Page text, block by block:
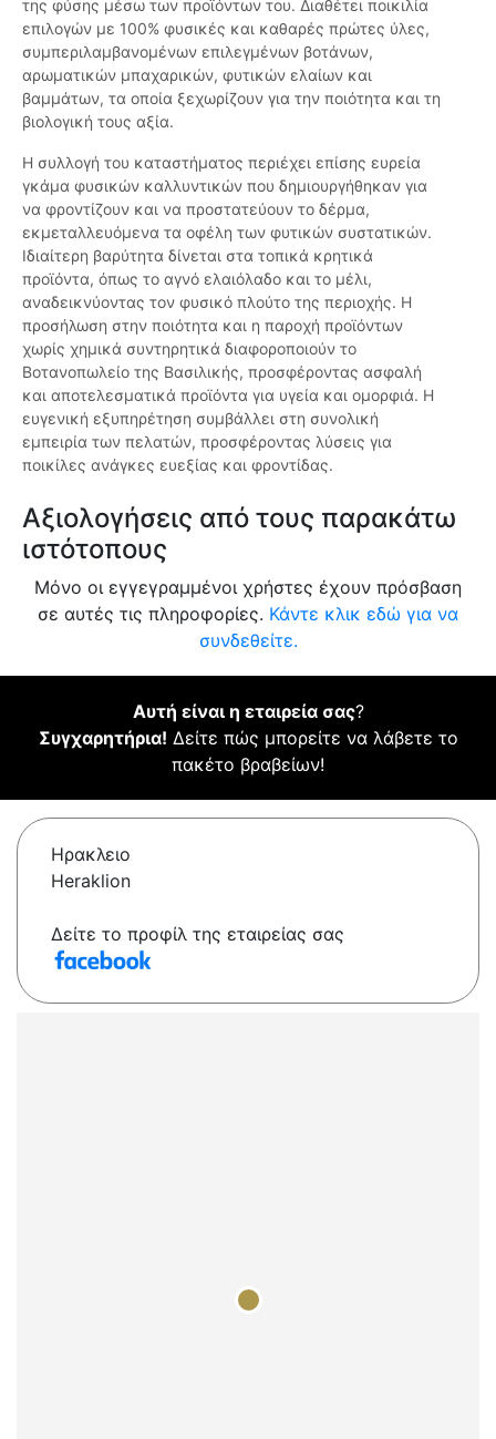
της φύσης μέσω των προϊόντων του. Διαθέτει ποικιλία
επιλογών με 100% φυσικές και καθαρές πρώτες ύλες,
συμπεριλαμβανομένων επιλεγμένων βοτάνων,
αρωματικών μπαχαρικών, φυτικών ελαίων και
βαμμάτων, τα οποία ξεχωρίζουν για την ποιότητα και τη
βιολογική τους αξία.
Η συλλογή του καταστήματος περιέχει επίσης ευρεία
γκάμα φυσικών καλλυντικών που δημιουργήθηκαν για
να φροντίζουν και να προστατεύουν το δέρμα,
εκμεταλλευόμενα τα οφέλη των φυτικών συστατικών.
Ιδιαίτερη βαρύτητα δίνεται στα τοπικά κρητικά
προϊόντα, όπως το αγνό ελαιόλαδο και το μέλι,
αναδεικνύοντας τον φυσικό πλούτο της περιοχής. Η
προσήλωση στην ποιότητα και η παροχή προϊόντων
χωρίς χημικά συντηρητικά διαφοροποιούν το
Βοτανοπωλείο της Βασιλικής, προσφέροντας ασφαλή
και αποτελεσματικά προϊόντα για υγεία και ομορφιά. Η
ευγενική εξυπηρέτηση συμβάλλει στη συνολική
εμπειρία των πελατών, προσφέροντας λύσεις για
ποικίλες ανάγκες ευεξίας και φροντίδας.
Αξιολογήσεις από τους παρακάτω
ιστότοπους
Μόνο οι εγγεγραμμένοι χρήστες έχουν πρόσβαση
σε αυτές τις πληροφορίες. Κάντε κλικ εδώ για να
συνδεθείτε.
Αυτή είναι η εταιρεία σας?
Συγχαρητήρια! Δείτε πώς μπορείτε να λάβετε το
πακέτο βραβείων!
Ηρακλειο
Heraklion
Δείτε το προφίλ της εταιρείας σας